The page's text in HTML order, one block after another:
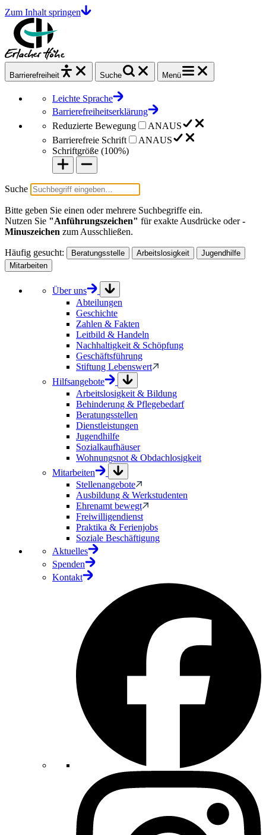
Zum Inhalt springen
Barrierefrei heit Suche Menü
Leichte Sprache
Barrierefreiheitserklärung
Reduzierte Bewegung
ANAUS
Barrierefreie Schrift
ANAUS
Schriftgröße (100%)
Suche
Bitte geben Sie einen oder mehrere Suchbegriffe ein.
Nutzen Sie "Anführungszeichen" für exakte Ausdrücke oder-
Minuszeichen zum Ausschließen.
Häufig gesucht: Beratungsstelle Arbeitslosigkeit
Jugendhilfe
Mitarbeiten
Über uns
Abteilungen
Geschichte
Zahlen & Fakten
Leitbild & Handeln
Nachhaltigkeit & Schöpfung
Geschäftsführung
Stiftung Lebenswert
Hilfsangebote
Arbeitslosigkeit & Bildung
Behinderung & Pflegebedarf
Beratungsstellen
Dienstleistungen
Jugendhilfe
Sozialkaufhäuser
Wohnungsnot & Obdachlosigkeit
Mitarbeiten
Stellenangebote
Ausbildung & Werkstudenten
Ehrenamt bewegt
Freiwilligendienst
Praktika & Ferienjobs
Soziale Beschäftigung
Aktuelles
Spenden
Kontakt